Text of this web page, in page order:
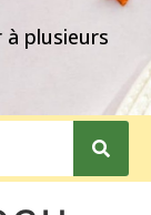
plusieurs